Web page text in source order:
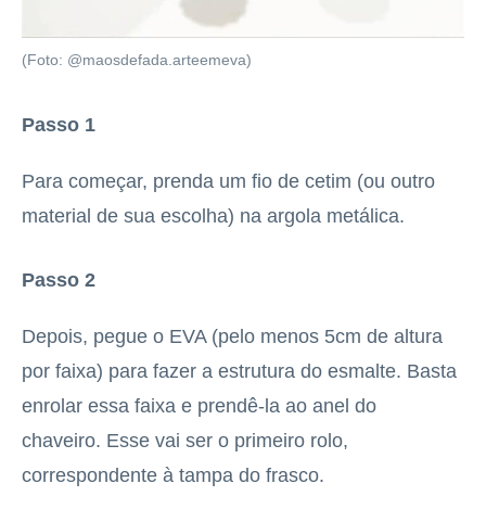
(Foto: @maosdefada.arteemeva)
Passo 1
Para começar, prenda um fio de cetim (ou outro
material de sua escolha) na argola metálica.
Passo 2
Depois, pegue o EVA (pelo menos 5cm de altura
por faixa) para fazer a estrutura do esmalte. Basta
enrolar essa faixa e prendê-la ao anel do
chaveiro. Esse vai ser o primeiro rolo,
correspondente à tampa do frasco.